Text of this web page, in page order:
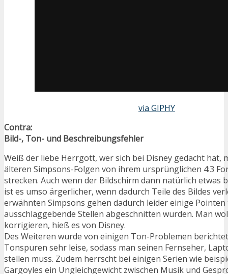
via GIPHY
Contra:
Bild-, Ton- und Beschreibungsfehler
Weiß der liebe Herrgott, wer sich bei Disney gedacht hat,
älteren Simpsons-Folgen von ihrem ursprünglichen 4:3
strecken. Auch wenn der Bildschirm dann natürlich etwas
ist es umso ärgerlicher, wenn dadurch Teile des Bildes
erwähnten Simpsons gehen dadurch leider einige Pointen
ausschlaggebende Stellen abgeschnitten wurden. Man
korrigieren, hieß es von Disney.
Des Weiteren wurde von einigen Ton-Problemen
Tonspuren sehr leise, sodass man seinen Fernseher,
stellen muss. Zudem herrscht bei einigen Serien wie
Gargoyles ein Ungleichgewicht zwischen Musik und